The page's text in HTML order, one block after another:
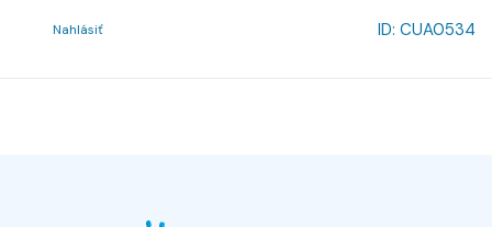
Nahlásiť ID: CUA0534